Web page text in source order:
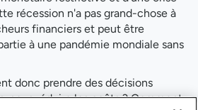
récession n'a pas grand-chose à
financiers et peut être
à une pandémie mondiale sans
donc prendre des décisions
nous réduire les coûts ? Comment